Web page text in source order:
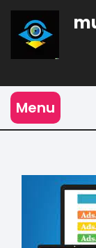
Naar
inhoud
gaan
Menu